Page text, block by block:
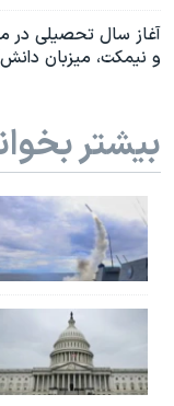
آغاز سال تحصیلی در
و نیمکت، میزبان
بیشتر